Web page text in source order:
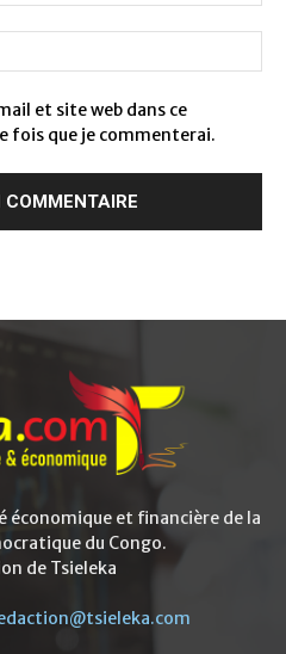
et site web dans ce
fois que je commenterai.
économique et financière de la
du Congo.
de Tsieleka